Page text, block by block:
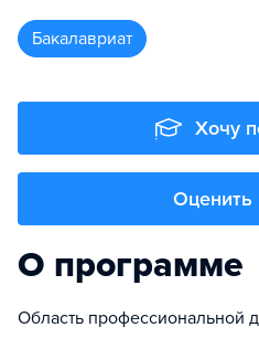
бакалавриат
Хочу
О программе
Область профессиональной